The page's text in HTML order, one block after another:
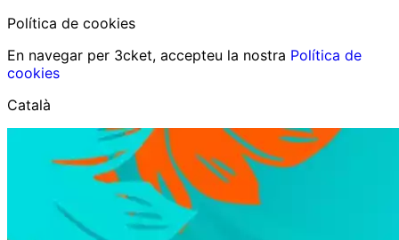
Política de cookies
En navegar per 3cket, accepteu la nostra Política de
cookies
Català